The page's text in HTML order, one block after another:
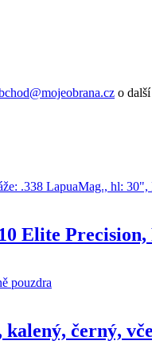
o
Elite
černý,